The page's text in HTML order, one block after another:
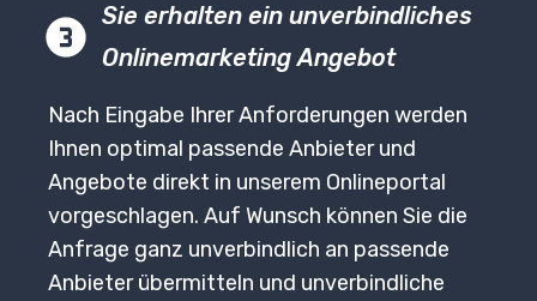
Sie erhalten ein unverbindliches
Onlinemarketing Angebot
Nach Eingabe Ihrer Anforderungen werden
Ihnen optimal passende Anbieter und
Angebote direkt in unserem Onlineportal
vorgeschlagen. Auf Wunsch können Sie die
Anfrage ganz unverbindlich an passende
Anbieter übermitteln und unverbindliche